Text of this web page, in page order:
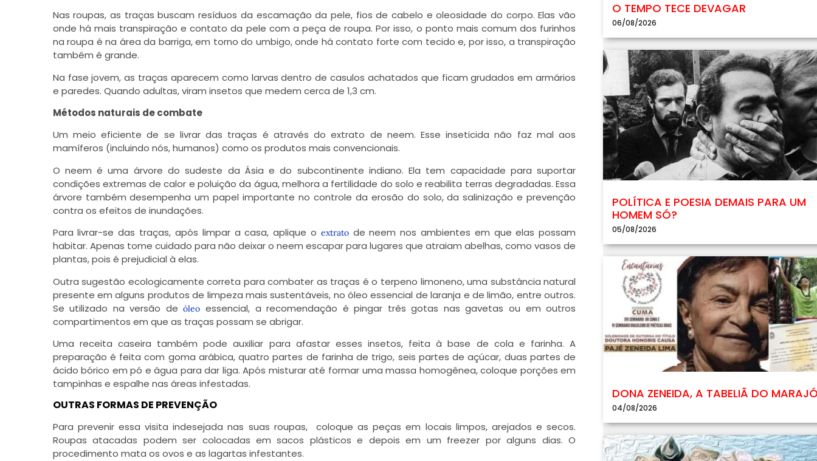
Nas roupas, as traças buscam resíduos da escamação da pele, fios de cabelo e oleosidade do corpo. Elas vão
onde há mais transpiração e contato da pele com a peça de roupa. Por isso, o ponto mais comum dos furinhos
na roupa é na área da barriga, em torno do umbigo, onde há contato forte com tecido e, por isso, a transpiração
também é grande.
Na fase jovem, as traças aparecem como larvas dentro de casulos achatados que ficam grudados em armários
e paredes. Quando adultas, viram insetos que medem cerca de 1,3 cm.
Métodos naturais de combate
Um meio eficiente de se livrar das traças é através do extrato de neem. Esse inseticida não faz mal aos
mamíferos (incluindo nós, humanos) como os produtos mais convencionais.
O neem é uma árvore do sudeste da Ásia e do subcontinente indiano. Ela tem capacidade para suportar
condições extremas de calor e poluição da água, melhora a fertilidade do solo e reabilita terras degradadas. Essa
árvore também desempenha um papel importante no controle da erosão do solo, da salinização e prevenção
contra os efeitos de inundações.
Para livrar-se das traças, após limpar a casa, aplique o extratode neem nos ambientes em que elas possam
habitar. Apenas tome cuidado para não deixar o neem escapar para lugares que atraiam abelhas, como vasos de
plantas, pois é prejudicial à elas.
Outra sugestão ecologicamente correta para combater as traças é o terpeno limoneno, uma substância natural
presente em alguns produtos de limpeza mais sustentáveis, no óleo essencial de laranja e de limão, entre outros.
Se utilizado na versão deóleo essencial, a recomendação é pingar três gotas nas gavetas ou em outros
compartimentos em que as traças possam se abrigar.
Uma receita caseira também pode auxiliar para afastar esses insetos, feita à base de cola e farinha. A
preparação é feita com goma arábica, quatro partes de farinha de trigo, seis partes de açúcar, duas partes de
ácido bórico em pó e água para dar liga. Após misturar até formar uma massa homogênea, coloque porções em
tampinhas e espalhe nas áreas infestadas.
OUTRAS FORMAS DE PREVENÇÃO
Para prevenir essa visita indesejada nas suas roupas, coloque as peças em locais limpos, arejados e secos.
Roupas atacadas podem ser colocadas em sacos plásticos e depois em um freezer por alguns dias. O
procedimento mata os ovos e as lagartas infestantes.
O TEMPO TECE DEVAGAR
06/08/2026
POLÍTICA E POESIA DEMAIS PARA UM
HOMEM SÓ?
05/08/2026
DONA ZENEIDA, A TABELIÃ DO
04/08/2026